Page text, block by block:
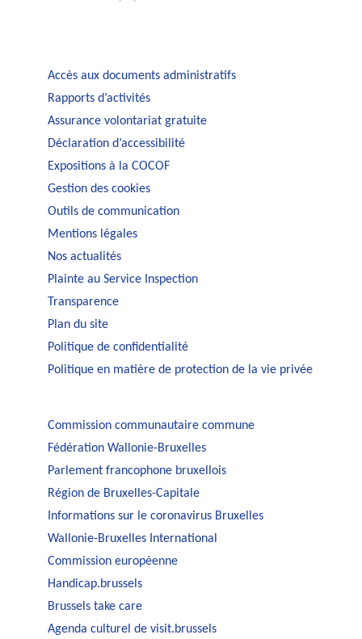
Accès aux documents administratifs
Rapports d’activités
Assurance volontariat gratuite
Déclaration d’accessibilité
Expositions à la COCOF
Gestion des cookies
Outils de communication
Mentions légales
Nos actualités
Plainte au Service Inspection
Transparence
Plan du site
Politique de confidentialité
Politique en matière de protection de la vie privée
Commission communautaire commune
Fédération Wallonie-Bruxelles
Parlement francophone bruxellois
Région de Bruxelles-Capitale
Informations sur le coronavirus Bruxelles
Wallonie-Bruxelles International
Commission européenne
Handicap.brussels
Brussels take care
Agenda culturel de visit.brussels